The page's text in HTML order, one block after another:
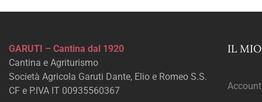
GARUTI – Cantina dal 1920
Cantina e Agriturismo
Società Agricola Garuti Dante, Elio e Romeo S.S.
CF e P.IVA IT 00935560367
IL
Account